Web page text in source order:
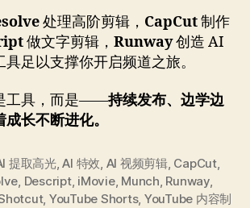
处理高阶剪辑， CapCut制作
做文字剪辑， Runway创造 AI
足以支撑你开启频道之旅。
工具，而是——持续发布、边学边
长不断进化。
提取高光,AI 特效, AI 视频剪辑, CapCut,
, Descript, iMovie, Munch, Runway,
, YouTube Shorts, YouTube 内容制